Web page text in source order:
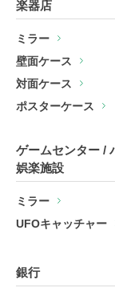
楽器店
ミラー
壁面ケース
対面ケース
ポスターケース
ゲームセンター /
娯楽施設
ミラー
UFOキャッチャー
銀行